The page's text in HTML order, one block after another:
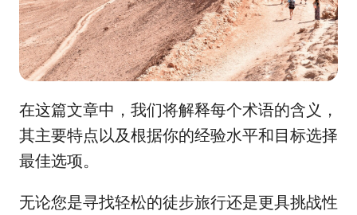
在这篇文章中，我们将解释每个术语的含义，
其主要特点以及根据你的经验水平和目标选择
最佳选项。
无论您是寻找轻松的徒步旅行还是更具挑战性